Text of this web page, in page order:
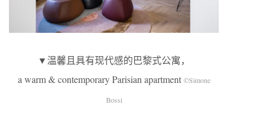
▼温馨且具有现代感的巴黎式公寓，
a warm & contemporary Parisian apartment ©Simone
Bossi